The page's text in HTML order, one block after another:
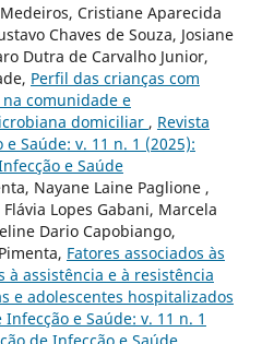
Cristiane Aparecida
Chaves de Souza, Josiane
Dutra de Carvalho Junior,
Perfil das crianças com
comunidade e
domiciliar , Revista
Saúde: v. 11 n. 1 (2025):
e Saúde
Nayane Laine Paglione ,
Lopes Gabani, Marcela
Dario Capobiango,
Fatores associados às
à assistência e à resistência
e adolescentes hospitalizados
e Saúde: v. 11 n. 1